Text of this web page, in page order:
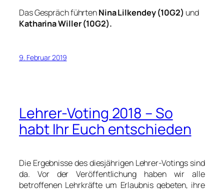
Das Gespräch führtenNina Lilkendey (10G2) und
Katharina Willer (10G2).
9. Februar 2019
Lehrer-Voting 2018 – So
habt Ihr Euch entschieden
Die Ergebnisse des diesjährigen Lehrer-Votings sind
da. Vor der Veröffentlichung haben wir alle
betroffenen Lehrkräfte um Erlaubnis gebeten, ihre